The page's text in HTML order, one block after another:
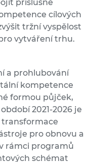
příslušné
cílových
tržní vyspělost
vytváření trhu.
a prohlubování
kompetence
formou půjček,
2021-2026 je
pro obnovu a
rámci programů
schémat